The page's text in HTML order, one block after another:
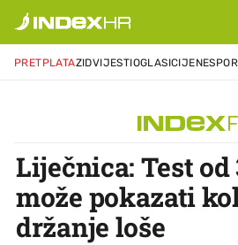
PRETPLATAZIDVIJESTIOGLASICIJENE
Liječnica: Test
može pokazati
držanje loše